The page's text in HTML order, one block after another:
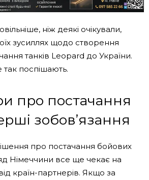
ніж деякі очікували,
зусиллях щодо створення
танків Leopard до України.
так поспішають.
про постачання
зобов’язання
про постачання бойових
Німеччини все ще чекає на
країн-партнерів. Якщо за